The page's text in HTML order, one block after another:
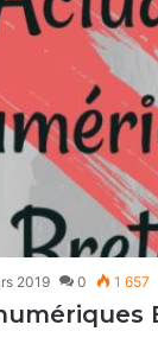
2019 0 1 657